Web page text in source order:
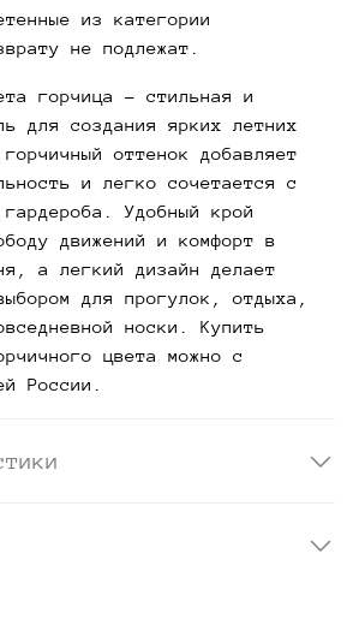
из категории
не подлежат.
горчица
- стильная и
для создания ярких летних
оттенок добавляет
и легко сочетается с
Удобный крой
движений и комфорт в
а легкий дизайн делает
для прогулок, отдыха,
носки. Купить
цвета можно с
России.